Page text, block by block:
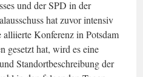
und der SPD in der
hat zuvor intensiv
alliierte Konferenz in Potsdam
gesetzt hat, wird es eine
Standortbeschreibung der